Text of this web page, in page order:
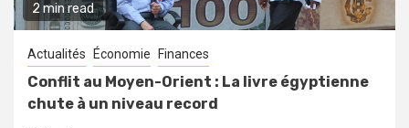
2 min read
Actualités Économie Finances
Conflit au Moyen-Orient : La livre égyptienne
chute à un niveau record